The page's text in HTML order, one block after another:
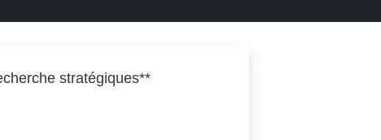
**Objectifs de recherche stratégiques **